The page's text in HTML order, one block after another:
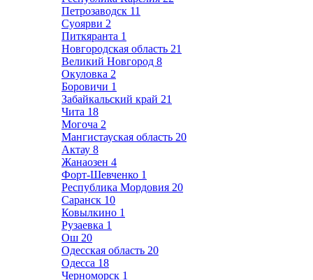
Петрозаводск 11
Суоярви 2
Питкяранта 1
Новгородская область 21
Великий Новгород 8
Окуловка 2
Боровичи 1
Забайкальский край 21
Чита 18
Могоча 2
Мангистауская область 20
Актау 8
Жанаозен 4
Форт-Шевченко 1
Республика Мордовия 20
Саранск 10
Ковылкино 1
Рузаевка 1
Ош 20
Одесская область 20
Одесса 18
Черноморск 1